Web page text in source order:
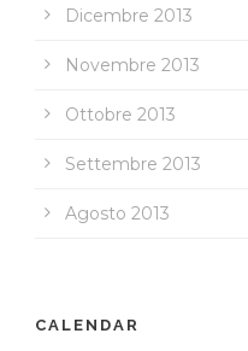
Dicembre 2013
Novembre 2013
Ottobre 2013
Settembre 2013
Agosto 2013
CALENDAR